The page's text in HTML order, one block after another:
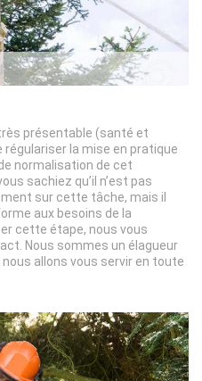
présentable (santé et
régulariser la mise en pratique
normalisation de cet
sachiez qu’il n’est pas
sur cette tâche, mais il
aux besoins de la
cette étape, nous vous
Nous sommes un élagueur
allons vous servir en toute